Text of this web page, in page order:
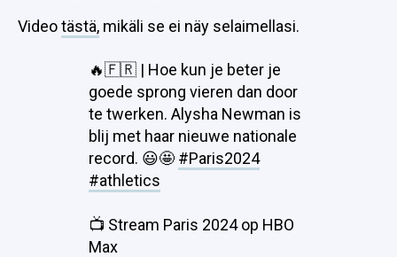
Videotästä, mikäli se ei näy selaimellasi.
🔥🇫🇷 | Hoe kun je beter je
goede sprong vieren dan door
te twerken. Alysha Newman is
blij met haar nieuwe nationale
record. 😃🤩 #Paris2024
#athletics
📺 Stream Paris 2024 op HBO
Max